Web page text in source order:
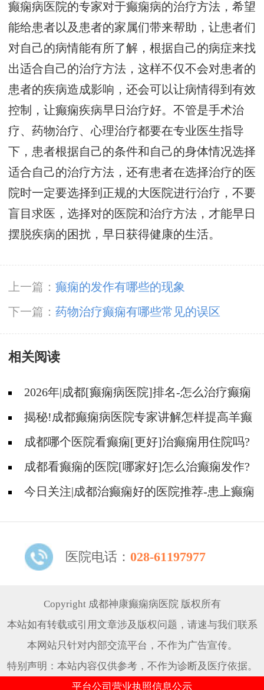
癫痫病医院的专家对于癫痫病的治疗方法，希望
能给患者以及患者的家属们带来帮助，让患者们
对自己的病情能有所了解，根据自己的病症来找
出适合自己的治疗方法，这样不仅不会对患者的
患者的疾病造成影响，还会可以让病情得到有效
控制，让癫痫疾病早日治疗好。不管是手术治
疗、药物治疗、心理治疗都要在专业医生指导
下，患者根据自己的条件和自己的身体情况选择
适合自己的治疗方法，还有患者在选择治疗的医
院时一定要选择到正规的大医院进行治疗，不要
盲目求医，选择对的医院和治疗方法，才能早日
摆脱疾病的困扰，早日获得健康的生活。
上一篇： 癫痫的发作有哪些的现象
下一篇： 药物治疗癫痫有哪些常见的误区
相关阅读
2026年|成都[癫痫病医院]排名-怎么治疗癫痫
后遗症?
揭秘!成都癫痫病医院专家讲解怎样提高羊癫
疯病的治疗效果?
成都哪个医院看癫痫[更好]治癫痫用住院吗?
成都看癫痫的医院[哪家好]怎么治癫痫发作?
今日关注|成都治癫痫好的医院推荐-患上癫痫
医院电话： 028-61197977
Copyright 成都神康癫痫病医院 版权所有
本站如有转载或引用文章涉及版权问题，请速与我们联系
本网站只针对内部交流平台，不作为广告宣传。
特别声明：本站内容仅供参考，不作为诊断及医疗依据。
平台公司营业执照信息公示